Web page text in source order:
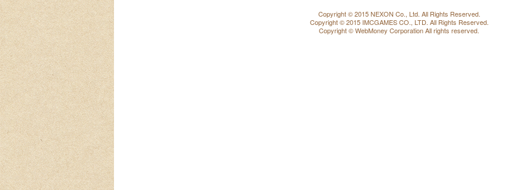
Copyright © 2015 NEXON Co., Ltd. All Rights Reserved.
Copyright © 2015 IMCGAMES CO., LTD. All Rights Reserved.
Copyright © WebMoney Corporation All rights reserved.